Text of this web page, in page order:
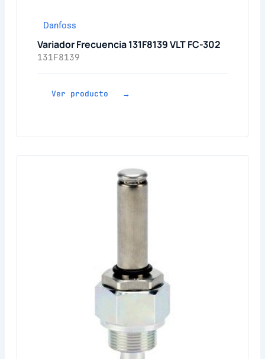
Danfoss
Variador Frecuencia 131F8139 VLT FC-302
131F8139
Ver producto →